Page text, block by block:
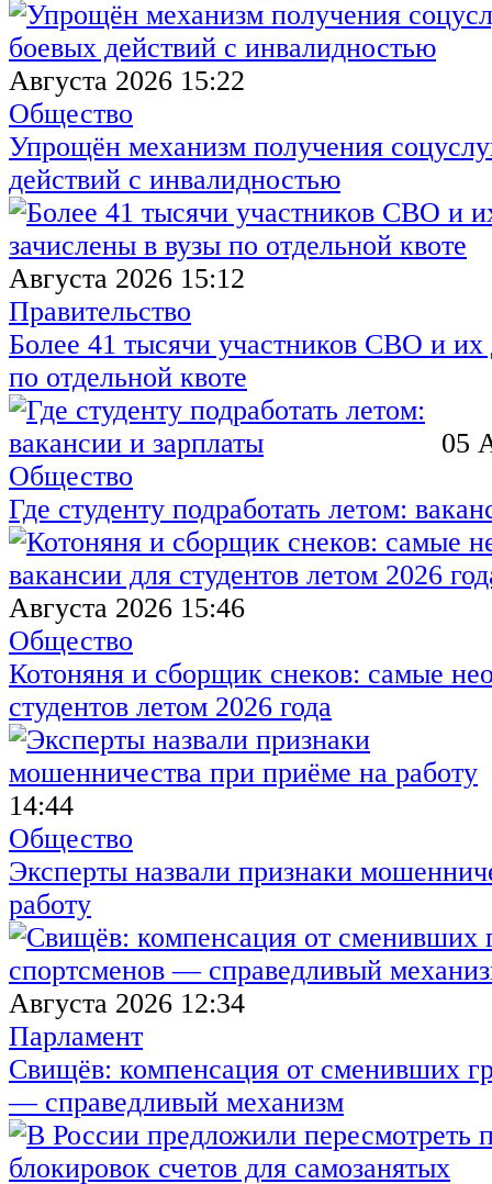
Августа 2026 15:22
Общество
Упрощён механизм получения
действий с инвалидностью
Августа 2026 15:12
Правительство
Более 41 тысячи участников СВО и их
по отдельной квоте
05
Общество
Где студенту подработать летом:
Августа 2026 15:46
Общество
Котоняня и сборщик снеков: самые
студентов летом 2026 года
14:44
Общество
Эксперты назвали признаки
работу
Августа 2026 12:34
Парламент
Свищёв: компенсация от сменивших
— справедливый механизм